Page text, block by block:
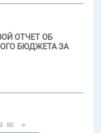
ОТЧЕТ ОБ
БЮДЖЕТА ЗА
90 →